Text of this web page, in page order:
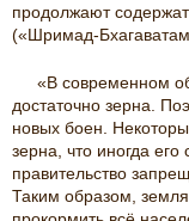
продолжают
(«Шримад-
«В современном
достаточно зерна.
новых боен.
зерна, что иногда
правительство
Таким образом,